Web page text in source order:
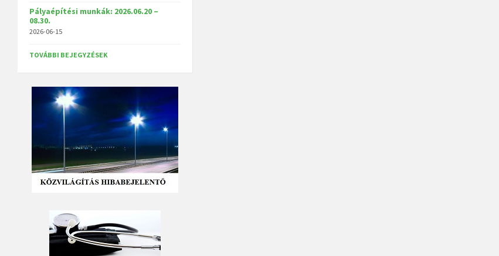
Pályaépítési munkák: 2026.06.20 –
08.30.
2026-06-15
TOVÁBBI BEJEGYZÉSEK